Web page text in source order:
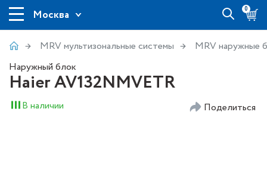
Москва 0
MRV мультизональные системы
MRV наружные
Наружный блок
Haier AV132NMVETR
В наличии Поделиться